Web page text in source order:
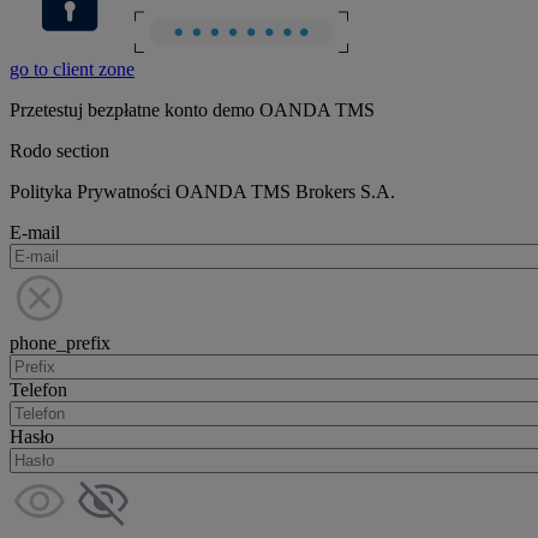
go to client zone
Przetestuj bezpłatne konto demo OANDA TMS
Rodo section
Polityka Prywatności OANDA TMS Brokers S.A.
E-mail
phone_prefix
Telefon
Hasło